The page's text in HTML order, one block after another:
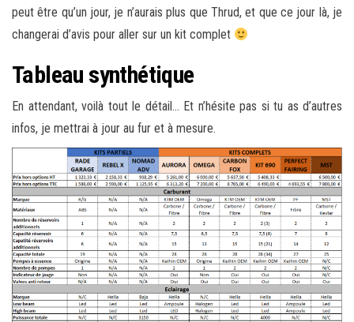
peut être qu’un jour, je n’aurais plus que Thrud, et que ce jour là, je
changerai d’avis pour aller sur un kit complet
Tableau synthétique
En attendant, voilà tout le détail… Et n’hésite pas si tu as d’autres
infos, je mettrai à jour au fur et à mesure.